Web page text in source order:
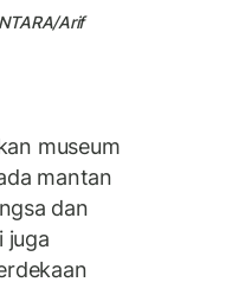
Arif
museum
mantan
dan
juga